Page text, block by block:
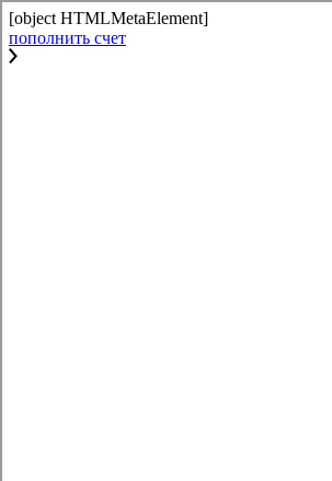
[object HTMLMetaElement]
пополнить счет